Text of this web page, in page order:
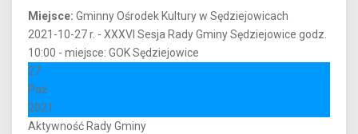
Miejsce: Gminny Ośrodek Kultury w Sędziejowicach
2021-10-27 r. - XXXVI Sesja Rady Gminy Sędziejowice godz.
10:00 - miejsce: GOK Sędziejowice
27
Paź
2021
Aktywność Rady Gminy